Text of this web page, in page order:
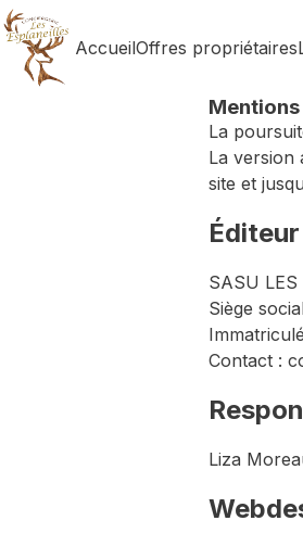
Skip
to
content
AccueilOffres propriétaires
La
La version
site et
Éditeur
SASU
Siège
Contact :
Liza